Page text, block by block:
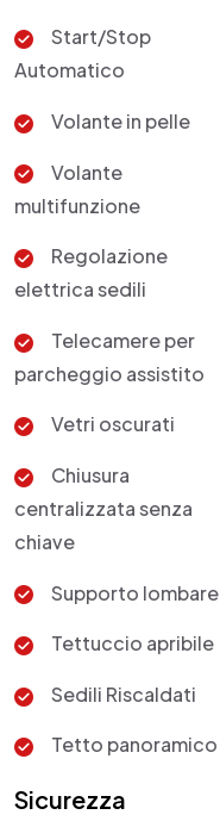
Start/Stop
Automatico
Volante in pelle
Volante
multifunzione
Regolazione
elettrica sedili
Telecamere per
parcheggio assistito
Vetri oscurati
Chiusura
centralizzata senza
chiave
Supporto lombare
Tettuccio apribile
Sedili Riscaldati
Tetto panoramico
Sicurezza